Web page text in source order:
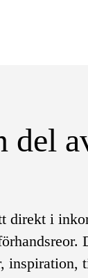
del
direkt i
inspiration,